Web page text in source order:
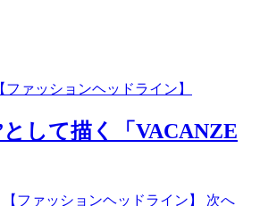
ァッションヘッドライン】
して描く「VACANZE
次へ